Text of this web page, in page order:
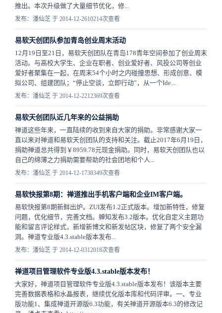
推出。本次升级做了大量细节优化，修...
发布：潘仙芝 于 2014-12-2610214次查看
易软天创团队参加青岛创业周末活动
12月19日至21日，易软天创团队在青岛178青年空间参加了创业周末
活动。与高校大学生、企业在职者、创业爱好者、风投公司等创业
爱好者聚集在一起，在周末54个小时之内碰撞思想、形成创意、模
拟公司、组建团队；“停止空谈，立即行动”，从一个Ide...
发布：潘仙芝 于 2014-12-2212369次查看
易软天创团队近几年来的公益捐助
禅道这些年来，一直陆续的收到来自大家的捐助。非常感谢大家一
直以来对禅道和易软天创团队的支持和关注。截止2017年6月19日，
捐助禅道总共得到￥8959.78元现金捐助。同时，易软天创团队也以
自己的绵薄之力捐助需要帮助的社会团地和个人...
发布：潘仙芝 于 2014-12-1738349次查看
易软快报第8期：禅道推出手机客户端和企业IM客户端。
易软快报第8期新鲜出炉。ZUI发布1.2正式版本。增加新特性，修复
问题，优化细节，完善文档。蝉知发布3.2版本。优化自定义主题功
能和留言评论样式，新增新博文和新发帖区块，修复了两个安全漏
洞。禅道专业版4.3.stable版本发布...
发布：潘仙芝 于 2014-12-0312018次查看
禅道项目管理软件专业版4.3.stable版本发布！
大家好，禅道项目管理软件专业版4.3.stable版本发布！该版本主要
完善数据表格和水晶报表，继续优化版本库和代码评审。一、专业
版功能1、集成禅道开源版6.3功能，有关禅道开源版本6.3的修改记